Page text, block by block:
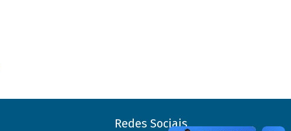
Redes Sociais